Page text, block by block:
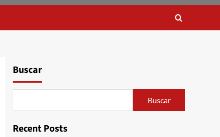
Buscar
Buscar
Recent Posts